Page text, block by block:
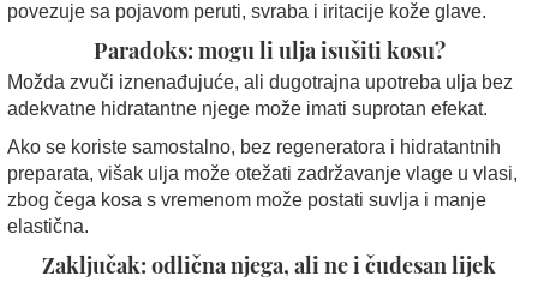
povezuje sa pojavom peruti, svraba i iritacije kože glave.
Paradoks: mogu li ulja isušiti kosu?
Možda zvuči iznenađujuće, ali dugotrajna upotreba ulja bez
adekvatne hidratantne njege može imati suprotan efekat.
Ako se koriste samostalno, bez regeneratora i hidratantnih
preparata, višak ulja može otežati zadržavanje vlage u vlasi,
zbog čega kosa s vremenom može postati suvlja i manje
elastična.
Zaključak: odlična njega, ali ne i čudesan lijek